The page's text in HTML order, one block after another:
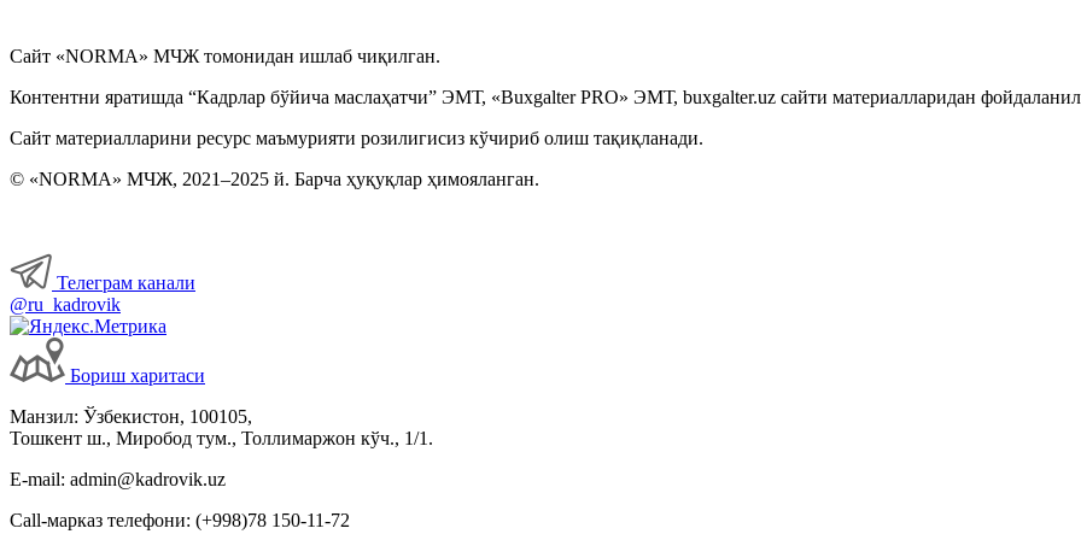
Сайт «NORMA» МЧЖ томонидан ишлаб чиқилган.
Контентни яратишда “Кадрлар бўйича маслаҳатчи” ЭМТ, «Buxgalter PRO» ЭМТ, buxgalter.uz сайти материалларидан
Сайт материалларини ресурс маъмурияти розилигисиз кўчириб олиш тақиқланади.
© «NORMA» МЧЖ, 2021–2025 й. Барча ҳуқуқлар ҳимояланган.
Телеграм канали
@ru_kadrovik
Бориш харитаси
Манзил: Ўзбекистон, 100105,
Тошкент ш., Миробод тум., Толлимаржон кўч., 1/1.
E-mail: admin@kadrovik.uz
Call-марказ телефони: (+998)78 150-11-72